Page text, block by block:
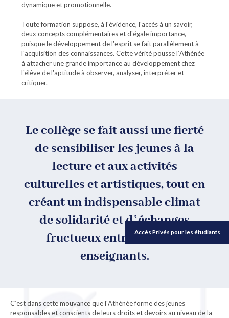
Accès Privés pour les étudiants
dynamique et promotionnelle.
Toute formation suppose, à l‛évidence, l‛accès à un savoir,
deux concepts complémentaires et d‛égale importance,
puisque le développement de l‛esprit se fait parallèlement à
l‛acquisition des connaissances. Cette vérité pousse l‛Athénée
à attacher une grande importance au développement chez
l‛élève de l‛aptitude à observer, analyser, interpréter et
critiquer.
Le collège se fait aussi une fierté
de sensibiliser les jeunes à la
lecture et aux activités
culturelles et artistiques, tout en
créant un indispensable climat
de solidarité et d‛échanges
fructueux entre élèves et
enseignants.
C‛est dans cette mouvance que l‛Athénée forme des jeunes
responsables et conscients de leurs droits et devoirs au niveau de la